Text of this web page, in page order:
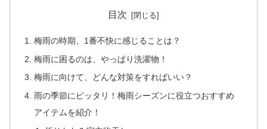
目次
梅雨の時期、1番不快に感じることは？
梅雨に困るのは、やっぱり洗濯物！
梅雨に向けて、どんな対策をすればいい？
雨の季節にピッタリ！梅雨シーズンに役立つおすすめ
アイテムを紹介！